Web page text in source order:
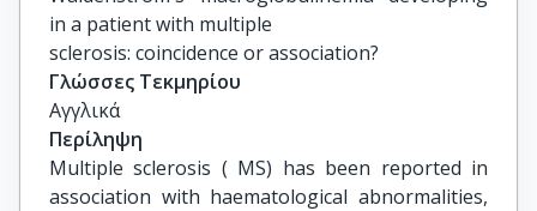
in a patient with multiple
sclerosis: coincidence or association?
Γλώσσες Τεκμηρίου
Αγγλικά
Περίληψη
Multiple sclerosis ( MS) has been reported in
association with haematological abnormalities,